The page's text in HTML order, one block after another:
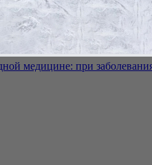
медицине: при